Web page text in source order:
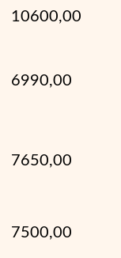
10600,00
6990,00
7650,00
7500,00